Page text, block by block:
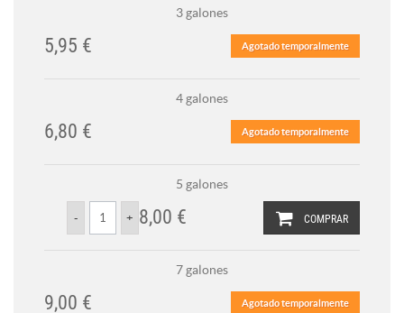
3 galones
Agotado temporalmente
5,95 €
4 galones
Agotado temporalmente
6,80 €
5 galones
COMPRAR
8,00 €
7 galones
Agotado temporalmente
9,00 €